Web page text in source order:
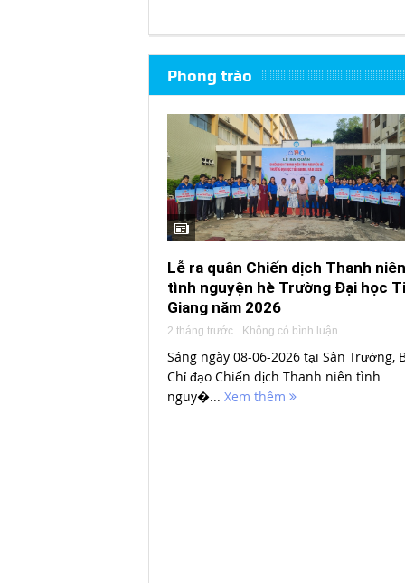
Phong trào
Lễ ra quân Chiến dịch Thanh niên
tình nguyện hè Trường Đại học
Giang năm 2026
2 tháng trước Không có bình luận
Sáng ngày 08-06-2026 tại Sân Trường,
Chỉ đạo Chiến dịch Thanh niên tình
nguy�... Xem thêm